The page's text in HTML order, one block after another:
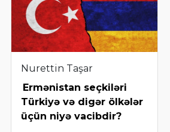
Nurettin Taşar
Ermənistan seçkiləri
Türkiyə və digər ölkələr
üçün niyə vacibdir?